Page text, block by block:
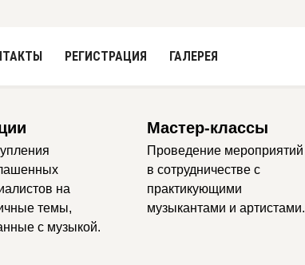
РЕГИСТРАЦИЯ ГАЛЕРЕЯ
на
темы,
с музыкой.
Мастер-классы
Проведение мероприятий
в сотрудничестве с
практикующими
музыкантами и артистами.